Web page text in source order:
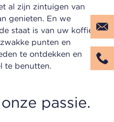
al zijn zintuigen van
genieten. En we
staat is van uw koffie
punten en
te ontdekken en
te benutten.
passie.